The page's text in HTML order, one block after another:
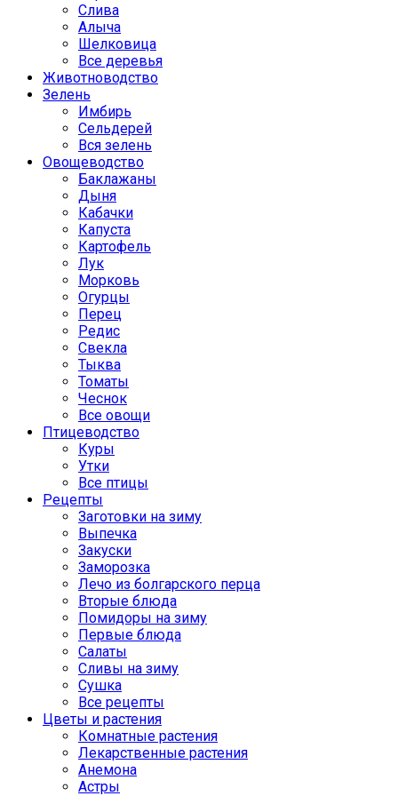
Слива
Алыча
Шелковица
Все деревья
Животноводство
Зелень
Имбирь
Сельдерей
Вся зелень
Овощеводство
Баклажаны
Дыня
Кабачки
Капуста
Картофель
Лук
Морковь
Огурцы
Перец
Редис
Свекла
Тыква
Томаты
Чеснок
Все овощи
Птицеводство
Куры
Утки
Все птицы
Рецепты
Заготовки на зиму
Выпечка
Закуски
Заморозка
Лечо из болгарского перца
Вторые блюда
Помидоры на зиму
Первые блюда
Салаты
Сливы на зиму
Сушка
Все рецепты
Цветы и растения
Комнатные растения
Лекарственные растения
Анемона
Астры